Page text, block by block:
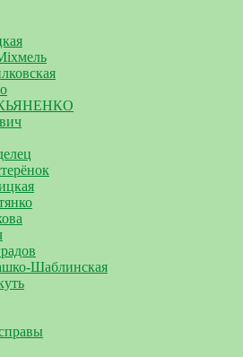
Шаблинская